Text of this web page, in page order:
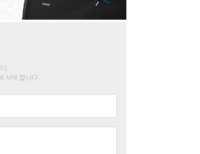
.
삭제 합니다.